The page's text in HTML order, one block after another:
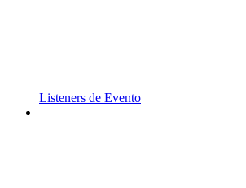
Listeners de Evento